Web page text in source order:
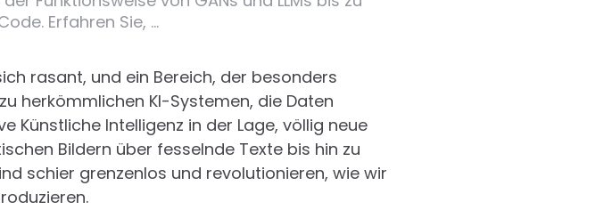
Erfahren Sie, …
rasant, und ein Bereich, der besonders
herkömmlichen KI-Systemen, die Daten
Künstliche Intelligenz in der Lage, völlig neue
Bildern über fesselnde Texte bis hin zu
schier grenzenlos und revolutionieren, wie wir